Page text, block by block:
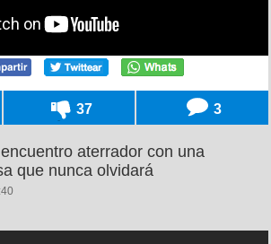
37 3
aterrador con una
que nunca olvidará